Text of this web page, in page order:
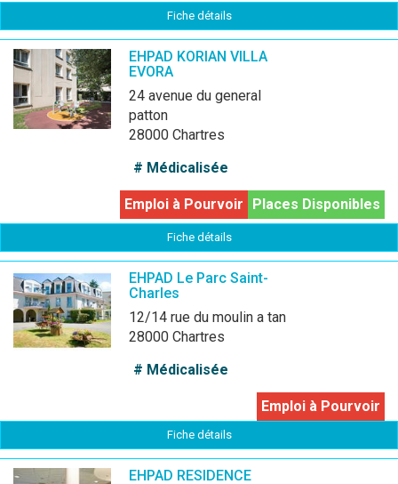
Fiche détails
EHPAD KORIAN VILLA
EVORA
24 avenue du general
patton
28000 Chartres
# Médicalisée
Places Disponibles
Emploi à Pourvoir
Fiche détails
EHPAD Le Parc Saint-
Charles
12/14 rue du moulin a tan
28000 Chartres
# Médicalisée
Emploi à Pourvoir
Fiche détails
EHPAD RESIDENCE